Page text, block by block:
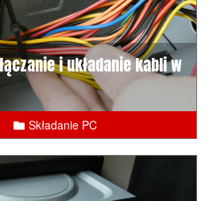
i układanie kabli w
Składanie PC